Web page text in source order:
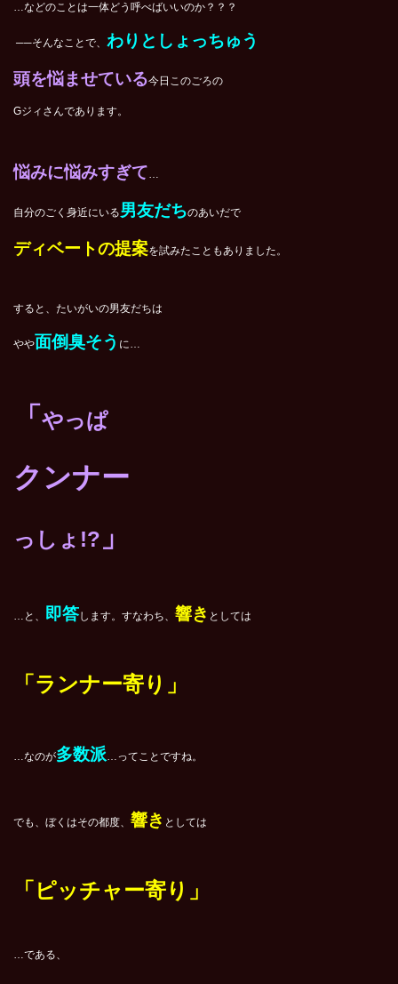
…などのことは一体どう呼べばいいのか？？？
──そんなことで、 わりとしょっちゅう
頭を悩ませている今日このごろの
Gジィさんであります。
悩みに悩みすぎて…
自分のごく身近にいる男友だちのあいだで
ディベートの提案を試みたこともありました。
すると、たいがいの男友だちは
やや面倒臭そう に…
「 やっぱ
クンナー
っしょ!? 」
…と、 即答します。すなわち、響き としては
「ランナー寄り」
…なのが多数派…ってことですね。
でも、ぼくはその都度、響き としては
「ピッチャー寄り」
…である、